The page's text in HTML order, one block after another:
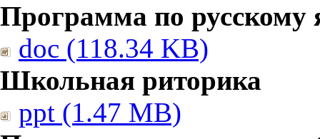
Программа по русскому
doc (118.34 KB)
Школьная риторика
ppt (1.47 MB)